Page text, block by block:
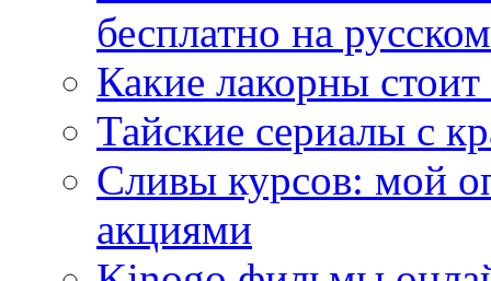
бесплатно на
Какие лакорны
Тайские сериалы с
Сливы курсов: мой
акциями